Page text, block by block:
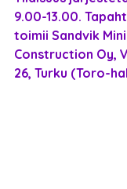
9.00-13.00.
toimii Sandvik
Construction Oy,
26, Turku (Toro-